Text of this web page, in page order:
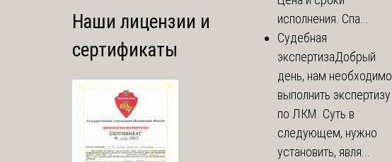
Наши лицензии и
сертификаты
исполнения. Спа...
Судебная
экспертизаДобрый
день, нам необходимо
выполнить экспертизу
по ЛКМ. Суть в
следующем, нужно
установить, явля...